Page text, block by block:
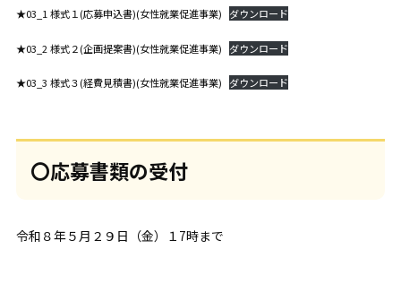
★03_1 様式１(応募申込書)(女性就業促進事業) ダウンロード
★03_2 様式２(企画提案書)(女性就業促進事業) ダウンロード
★03_3 様式３(経費見積書)(女性就業促進事業) ダウンロード
〇応募書類の受付
令和８年５月２９日（金）１7時まで